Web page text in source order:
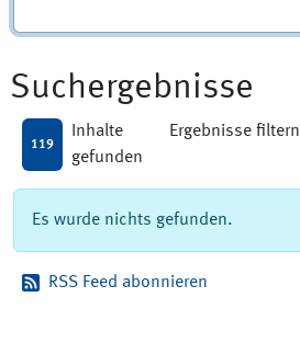
Suchergebnisse
119
Inhalte
gefunden
Ergebnisse filtern
Es wurde nichts gefunden.
RSS Feed abonnieren